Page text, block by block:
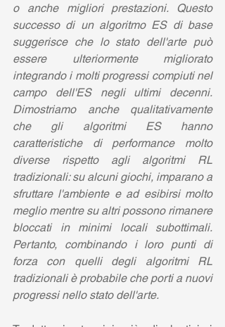
o anche migliori prestazioni. Questo
successo di un algoritmo ES di base
suggerisce che lo stato dell'arte può
essere ulteriormente migliorato
integrando i molti progressi compiuti nel
campo dell'ES negli ultimi decenni.
Dimostriamo anche qualitativamente
che gli algoritmi ES hanno
caratteristiche di performance molto
diverse rispetto agli algoritmi RL
tradizionali: su alcuni giochi, imparano a
sfruttare l'ambiente e ad esibirsi molto
meglio mentre su altri possono rimanere
bloccati in minimi locali subottimali.
Pertanto, combinando i loro punti di
forza con quelli degli algoritmi RL
tradizionali è probabile che porti a nuovi
progressi nello stato dell'arte.